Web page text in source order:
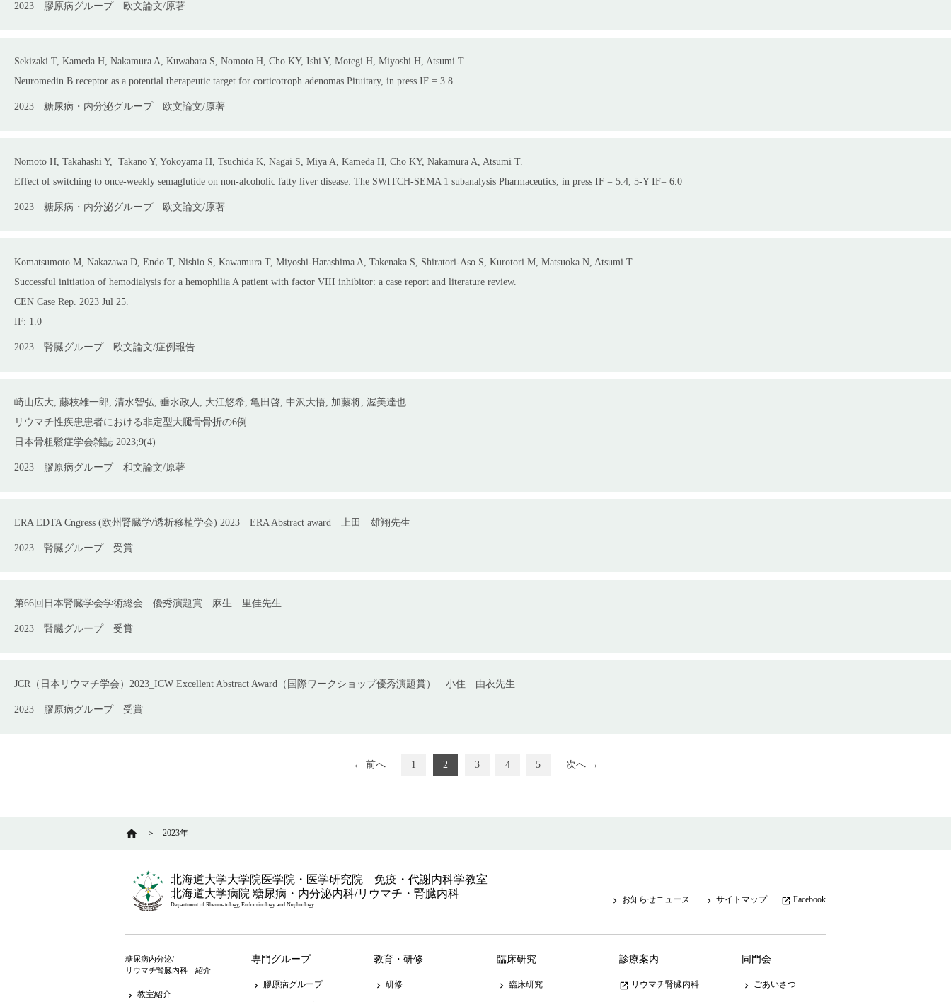
2023 膠原病グループ 欧文論文/原著
Sekizaki T, Kameda H, Nakamura A, Kuwabara S, Nomoto H, Cho KY, Ishi Y, Motegi H, Miyoshi H, Atsumi T.
Neuromedin B receptor as a potential therapeutic target for corticotroph adenomas Pituitary, in press IF = 3.8
2023 糖尿病・内分泌グループ 欧文論文/原著
Nomoto H, Takahashi Y, Takano Y, Yokoyama H, Tsuchida K, Nagai S, Miya A, Kameda H, Cho KY, Nakamura A, Atsumi T.
Effect of switching to once-weekly semaglutide on non-alcoholic fatty liver disease: The SWITCH-SEMA 1 subanalysis Pharmaceutics, in press IF = 5.4, 5-Y IF= 6.0
2023 糖尿病・内分泌グループ 欧文論文/原著
Komatsumoto M, Nakazawa D, Endo T, Nishio S, Kawamura T, Miyoshi-Harashima A, Takenaka S, Shiratori-Aso S, Kurotori M, Matsuoka N, Atsumi T.
Successful initiation of hemodialysis for a hemophilia A patient with factor VIII inhibitor: a case report and literature review.
CEN Case Rep. 2023 Jul 25.
IF: 1.0
2023 腎臓グループ 欧文論文/症例報告
崎山広大, 藤枝雄一郎, 清水智弘, 垂水政人 , 大江悠希, 亀田啓, 中沢大悟, 加藤将, 渥美達也.
リウマチ性疾患患者における非定型大腿骨骨折の6例 .
日本骨粗鬆症学会雑誌 2023;9(4)
2023 膠原病グループ 和文論文/原著
ERA EDTA Cngress ( 欧州腎臓学/透析移植学会) 2023 ERA Abstract award 上田 雄翔先生
2023 腎臓グループ 受賞
第66回日本腎臓学会学術総会 優秀演題賞 麻生 里佳先生
2023 腎臓グループ 受賞
JCR （日本リウマチ学会） 2023_ICW Excellent Abstract Award （国際ワークショップ優秀演題賞） 小住 由衣先生
2023 膠原病グループ 受賞
← 前へ 1 2 3 4 5 次へ →
home ＞ 2023年
北海道大学大学院医学院・医学研究院 免疫・代謝内科学教室
北海道大学病院 糖尿病・内分泌内科/リウマチ・腎臓内科
Department of Rheumatology, Endocrinology and Nephrology keyboard_arrow_right お知らせニュース keyboard_arrow_right サイトマップ launch Facebook
糖尿病内分泌/
リウマチ腎臓内科 紹介
keyboard_arrow_right 教室紹介
専門グループ
keyboard_arrow_right 膠原病グループ
教育・研修
keyboard_arrow_right 研修
臨床研究
keyboard_arrow_right 臨床研究
診療案内
launch リウマチ腎臓内科
同門会
keyboard_arrow_right ごあいさつ